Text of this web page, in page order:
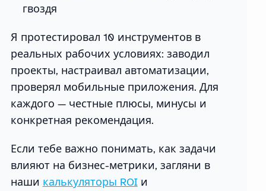
гвоздя
Я протестировал 10 инструментов в
реальных рабочих условиях: заводил
проекты, настраивал автоматизации,
проверял мобильные приложения. Для
каждого — честные плюсы, минусы и
конкретная рекомендация.
Если тебе важно понимать, как задачи
влияют на бизнес-метрики, загляни в
наши калькуляторы ROIи